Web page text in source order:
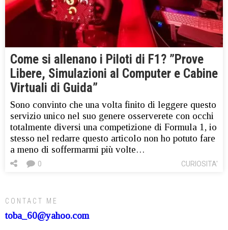
Come si allenano i Piloti di F1? ”Prove
Libere, Simulazioni al Computer e Cabine
Virtuali di Guida”
Sono convinto che una volta finito di leggere questo
servizio unico nel suo genere osserverete con occhi
totalmente diversi una competizione di Formula 1, io
stesso nel redarre questo articolo non ho potuto fare
a meno di soffermarmi più volte…
CURIOSITA'
0
CONTACT ME
toba_60@yahoo.com